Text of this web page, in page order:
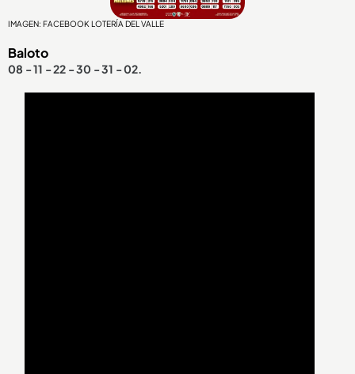
IMAGEN: FACEBOOK LOTERÍA DEL VALLE
Baloto
08 - 11 - 22 - 30 - 31 - 02.